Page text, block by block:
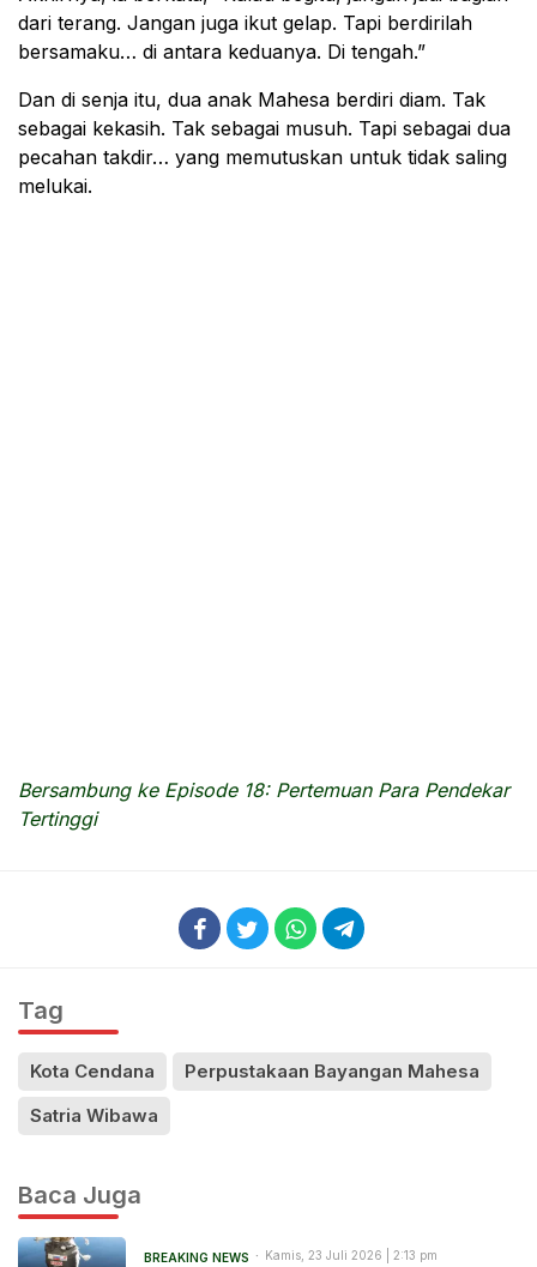
dari terang. Jangan juga ikut gelap. Tapi berdirilah
bersamaku… di antara keduanya. Di tengah.”
Dan di senja itu, dua anak Mahesa berdiri diam. Tak
sebagai kekasih. Tak sebagai musuh. Tapi sebagai dua
pecahan takdir… yang memutuskan untuk tidak saling
melukai.
Bersambung ke Episode 18: Pertemuan Para Pendekar
Tertinggi
Tag
Kota Cendana
Perpustakaan Bayangan Mahesa
Satria Wibawa
Baca Juga
BREAKING NEWS Kamis, 23 Juli 2026 | 2:13 pm